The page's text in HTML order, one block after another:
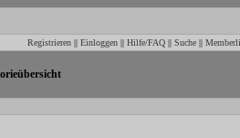
Registrieren || Einloggen || Hilfe/FAQ || Suche ||